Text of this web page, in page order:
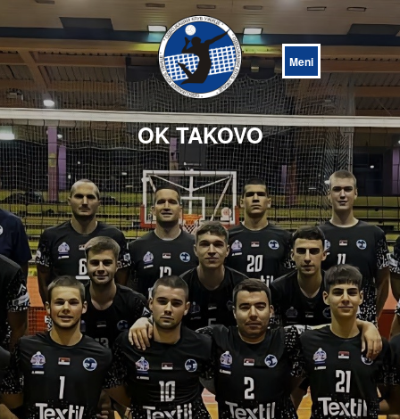
Open
Menu
OK TAKOVO